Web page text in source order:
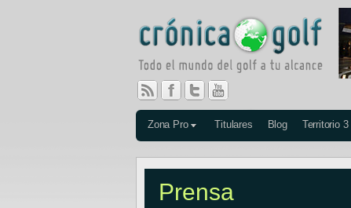
Zona Pro Titulares Blog Territorio
Prensa